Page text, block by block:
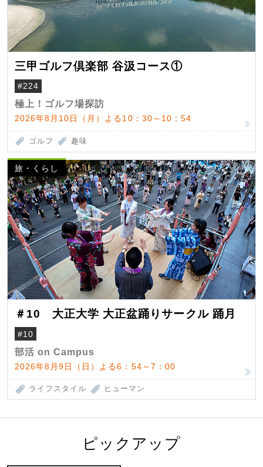
三甲ゴルフ倶楽部 谷汲コース①
#224
極上！ゴルフ場探訪
2026年8月10日（月）よる10：30～10：54
ゴルフ 趣味
旅・くらし
＃10 大正大学 大正盆踊りサークル 踊月
#10
部活 on Campus
2026年8月9日（日）よる6：54～7：00
ライフスタイル ヒューマン
ピックアップ